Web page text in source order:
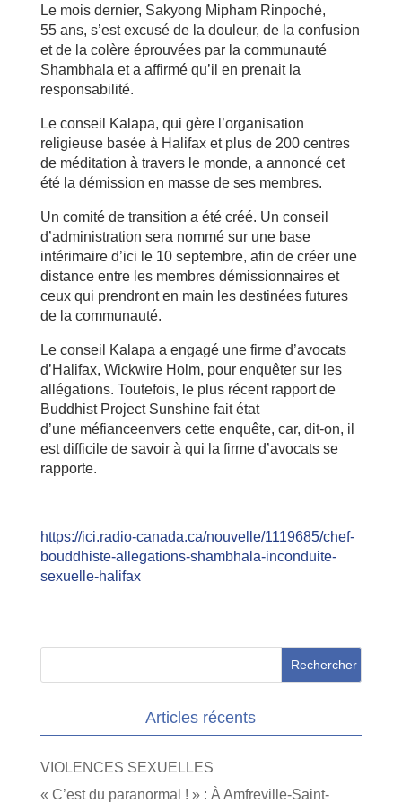
Le mois dernier, Sakyong Mipham Rinpoché,
55 ans, s’est excusé de la douleur, de la confusion
et de la colère éprouvées par la communauté
Shambhala et a affirmé qu’il en prenait la
responsabilité.
Le conseil Kalapa, qui gère l’organisation
religieuse basée à Halifax et plus de 200 centres
de méditation à travers le monde, a annoncé cet
été la démission en masse de ses membres.
Un comité de transition a été créé. Un conseil
d’administration sera nommé sur une base
intérimaire d’ici le 10 septembre, afin de créer une
distance entre les membres démissionnaires et
ceux qui prendront en main les destinées futures
de la communauté.
Le conseil Kalapa a engagé une firme d’avocats
d’Halifax, Wickwire Holm, pour enquêter sur les
allégations. Toutefois, le plus récent rapport de
Buddhist Project Sunshine fait état
d’une méfianceenvers cette enquête, car, dit-on, il
est difficile de savoir à qui la firme d’avocats se
rapporte.
https://ici.radio-canada.ca/nouvelle/1119685/chef-
bouddhiste-allegations-shambhala-inconduite-
sexuelle-halifax
Articles récents
VIOLENCES SEXUELLES
« C’est du paranormal ! » : À Amfreville-Saint-